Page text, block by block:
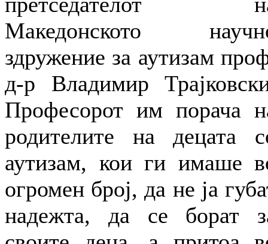
Македонското
здружение за аутизам
д-р Владимир
Професорот им порача
родителите на децата
аутизам, кои ги имаше
огромен број, да не ја
надежта, да се борат